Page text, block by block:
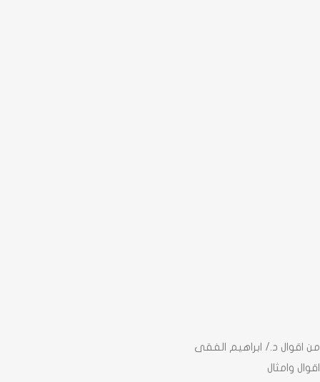
من اقوال د./ ابراهيم الفقى
اقوال وامثال